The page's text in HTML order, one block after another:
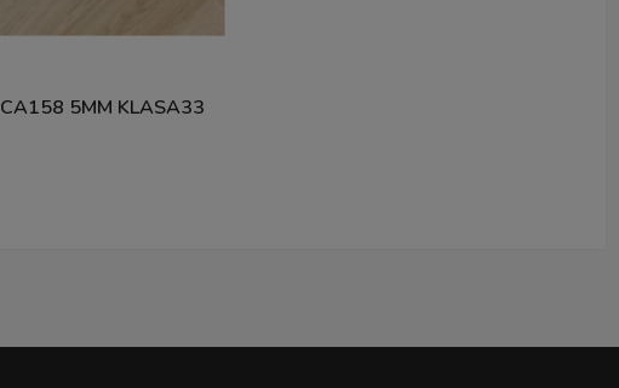
5MM KLASA33